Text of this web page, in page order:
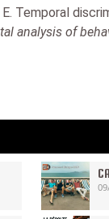
E. Temporal
analysis of